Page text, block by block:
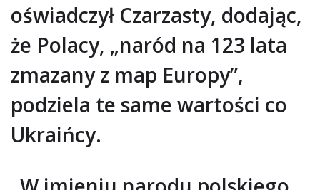
oświadczył Czarzasty, dodając,
że Polacy, „naród na 123 lata
zmazany z map Europy”,
podziela te same wartości co
Ukraińcy.